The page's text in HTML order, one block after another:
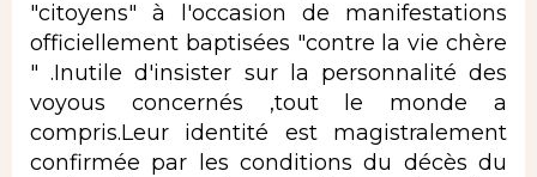
"citoyens" à l'occasion de manifestations
officiellement baptisées "contre la vie chère
" .Inutile d'insister sur la personnalité des
voyous concernés ,tout le monde a
compris.Leur identité est magistralement
confirmée par les conditions du décès du